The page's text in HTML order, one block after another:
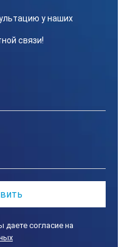
у наших
связи!
согласие на